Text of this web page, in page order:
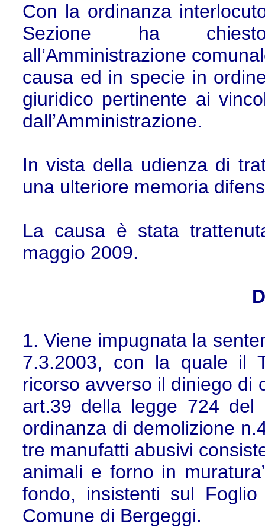
Con la ordinanza
Sezione ha
all’Amministrazione
causa ed in specie in
giuridico pertinente ai
dall’Amministrazione.
In vista della udienza di
una ulteriore memoria
La causa è stata
maggio 2009.
1. Viene impugnata la
7.3.2003, con la quale il
ricorso avverso il diniego di
art.39 della legge 724 del
ordinanza di demolizione
tre manufatti abusivi
animali e forno in
fondo, insistenti sul
Comune di Bergeggi.